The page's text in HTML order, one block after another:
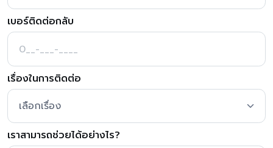
เบอร์ติดต่อกลับ
เรื่องในการติดต่อ
เราสามารถช่วยได้อย่างไร?